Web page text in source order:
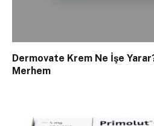
Dermovate Krem Ne İşe
Merhem